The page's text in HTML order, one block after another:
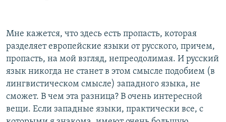
Мне кажется, что здесь есть пропасть, которая
разделяет европейские языки от русского, причем,
пропасть, на мой взгляд, непреодолимая. И русский
язык никогда не станет в этом смысле подобием (в
лингвистическом смысле) западного языка, не
сможет. В чем эта разница? В очень интересной
вещи. Если западные языки, практически все, с